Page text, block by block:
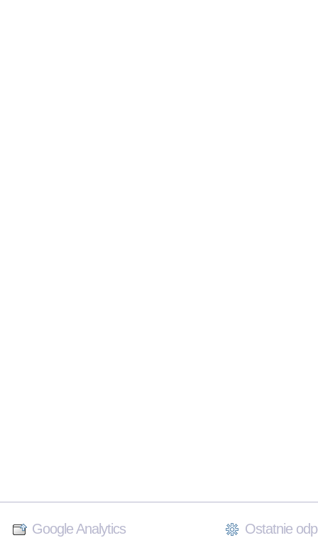
Google Analytics Ostatnie